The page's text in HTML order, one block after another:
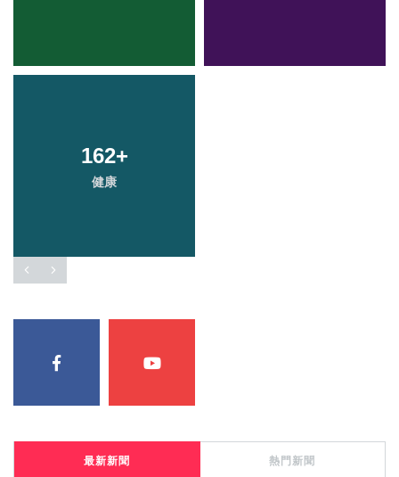
162+
健康
最新新聞 熱門新聞